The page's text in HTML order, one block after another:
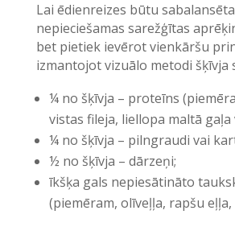
Lai ēdienreizes būtu
nepieciešamas sarežģītas
bet pietiek ievērot vienkāršu
izmantojot vizuālo metodi šķīvja
¼ no šķīvja – proteīns
vistas fileja, liellopa maltā gaļa
¼ no šķīvja – pilngraudi vai
½ no šķīvja – dārzeņi;
īkšķa gals nepiesātināto
(piemēram, olīveļļa, rapšu